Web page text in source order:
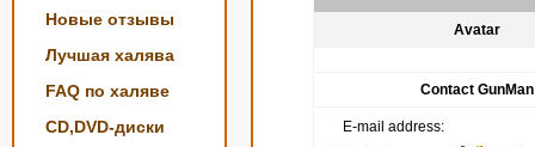
Новые отзывы
Лучшая халява
FAQ по халяве
CD,DVD-диски
Avatar
Contact GunMan
E-mail address: